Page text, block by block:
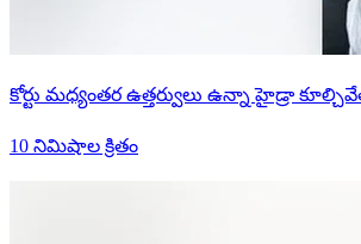
కోర్టు మధ్యంతర ఉత్తర్వులు ఉన్నా హైడ్రా
10 నిమిషాల క్రితం